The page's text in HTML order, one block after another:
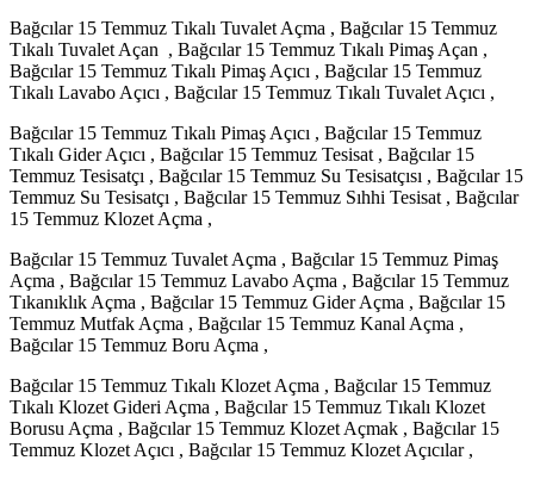
Bağcılar 15 Temmuz Tıkalı Tuvalet Açma , Bağcılar 15 Temmuz
Tıkalı Tuvalet Açan , Bağcılar 15 Temmuz Tıkalı Pimaş Açan ,
Bağcılar 15 Temmuz Tıkalı Pimaş Açıcı , Bağcılar 15 Temmuz
Tıkalı Lavabo Açıcı , Bağcılar 15 Temmuz Tıkalı Tuvalet Açıcı ,
Bağcılar 15 Temmuz Tıkalı Pimaş Açıcı , Bağcılar 15 Temmuz
Tıkalı Gider Açıcı , Bağcılar 15 Temmuz Tesisat , Bağcılar 15
Temmuz Tesisatçı , Bağcılar 15 Temmuz Su Tesisatçısı , Bağcılar 15
Temmuz Su Tesisatçı , Bağcılar 15 Temmuz Sıhhi Tesisat , Bağcılar
15 Temmuz Klozet Açma ,
Bağcılar 15 Temmuz Tuvalet Açma , Bağcılar 15 Temmuz Pimaş
Açma , Bağcılar 15 Temmuz Lavabo Açma , Bağcılar 15 Temmuz
Tıkanıklık Açma , Bağcılar 15 Temmuz Gider Açma , Bağcılar 15
Temmuz Mutfak Açma , Bağcılar 15 Temmuz Kanal Açma ,
Bağcılar 15 Temmuz Boru Açma ,
Bağcılar 15 Temmuz Tıkalı Klozet Açma , Bağcılar 15 Temmuz
Tıkalı Klozet Gideri Açma , Bağcılar 15 Temmuz Tıkalı Klozet
Borusu Açma , Bağcılar 15 Temmuz Klozet Açmak , Bağcılar 15
Temmuz Klozet Açıcı , Bağcılar 15 Temmuz Klozet Açıcılar ,